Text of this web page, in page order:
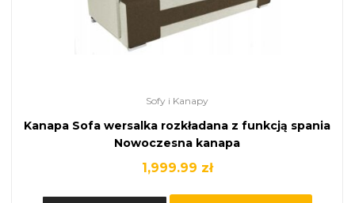
Sofy i Kanapy
Kanapa Sofa wersalka rozkładana z funkcją spania
Nowoczesna kanapa
1,999.99 zł